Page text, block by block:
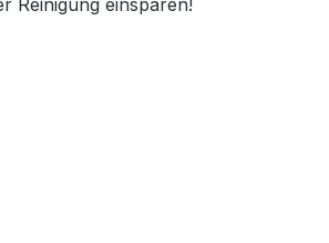
Reinigung einsparen!